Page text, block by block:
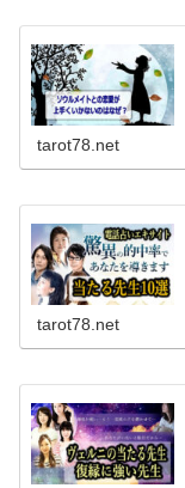
tarot78.net
tarot78.net